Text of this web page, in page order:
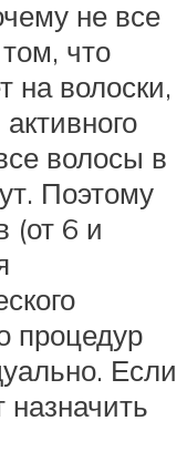
не все
что
на волоски,
волосы в
Поэтому
(от 6 и
процедур
Если
назначить